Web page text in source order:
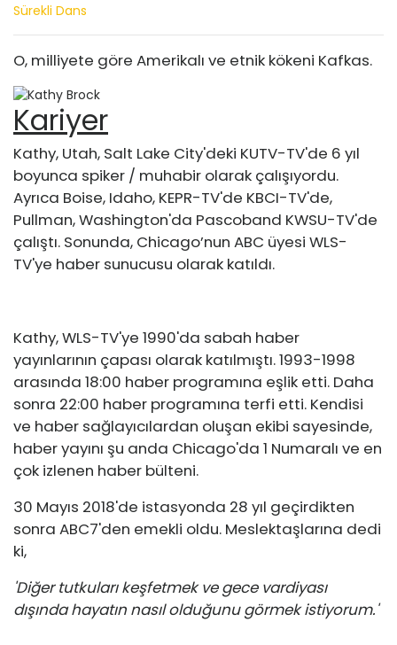
Sürekli Dans
O, milliyete göre Amerikalı ve etnik kökeni Kafkas.
Kariyer
Kathy, Utah, Salt Lake City'deki KUTV-TV'de 6 yıl
boyunca spiker / muhabir olarak çalışıyordu.
Ayrıca Boise, Idaho, KEPR-TV'de KBCI-TV'de,
Pullman, Washington'da Pascoband KWSU-TV'de
çalıştı. Sonunda, Chicago’nun ABC üyesi WLS-
TV'ye haber sunucusu olarak katıldı.
Kathy, WLS-TV'ye 1990'da sabah haber
yayınlarının çapası olarak katılmıştı. 1993-1998
arasında 18:00 haber programına eşlik etti. Daha
sonra 22:00 haber programına terfi etti. Kendisi
ve haber sağlayıcılardan oluşan ekibi sayesinde,
haber yayını şu anda Chicago'da 1 Numaralı ve en
çok izlenen haber bülteni.
30 Mayıs 2018'de istasyonda 28 yıl geçirdikten
sonra ABC7'den emekli oldu. Meslektaşlarına dedi
ki,
'Diğer tutkuları keşfetmek ve gece vardiyası
dışında hayatın nasıl olduğunu görmek istiyorum.'